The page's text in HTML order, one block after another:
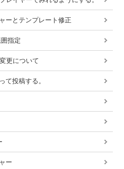
ーとテンプレート修正
指定
更について
て投稿する。
ー